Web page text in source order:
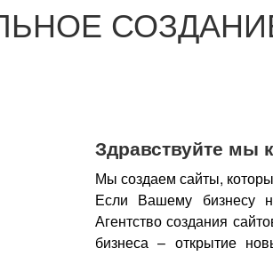
Здравствуйте мы
Мы создаем сайты,
Если Вашему бизнесу
Агентство создания
бизнеса – открытие